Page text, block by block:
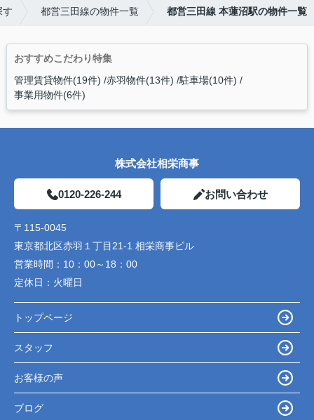
す 都営三田線の物件一覧 都営三田線 本蓮沼駅の物件一覧
おすすめこだわり特集
管理賃貸物件(19件) 赤羽物件(13件) 駐車場(10件)
事業用物件(6件)
株式会社相栄商事
0120-226-244 お問い合わせ
〒115-0045
東京都北区赤羽１丁目21-1 相栄商事ビル
営業時間： 10：00～18：00
定休日： 火曜日
トップページ
スタッフ
お客様の声
ブログ